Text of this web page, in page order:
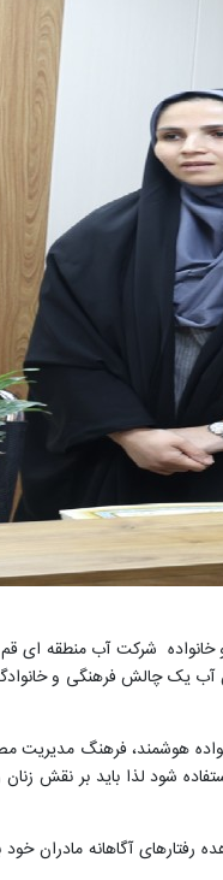
شرکت آب منطقه
یک چالش فرهنگی و
عنوان " خانواده هوشمند،
شود لذا باید بر نقش
رفتارهای آگاهانه